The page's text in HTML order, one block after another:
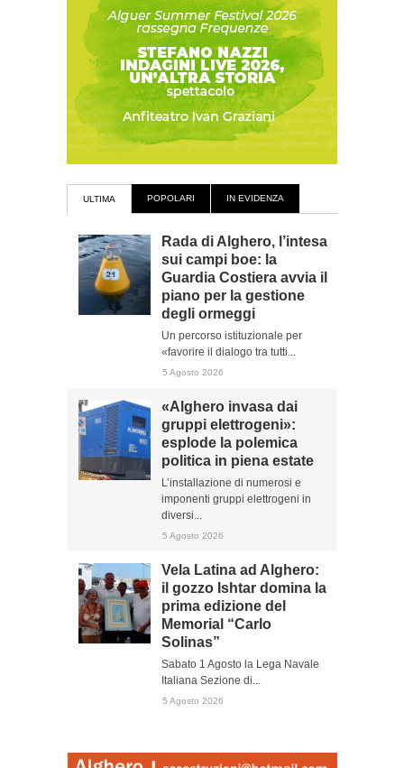
ULTIMA POPOLARI IN EVIDENZA
Rada di Alghero, l’intesa
sui campi boe: la
Guardia Costiera avvia il
piano per la gestione
degli ormeggi
Un percorso istituzionale per
«favorire il dialogo tra tutti...
5 Agosto 2026
«Alghero invasa dai
gruppi elettrogeni»:
esplode la polemica
politica in piena estate
L’installazione di numerosi e
imponenti gruppi elettrogeni in
diversi...
5 Agosto 2026
Vela Latina ad Alghero:
il gozzo Ishtar domina la
prima edizione del
Memorial “Carlo
Solinas”
Sabato 1 Agosto la Lega Navale
Italiana Sezione di...
5 Agosto 2026